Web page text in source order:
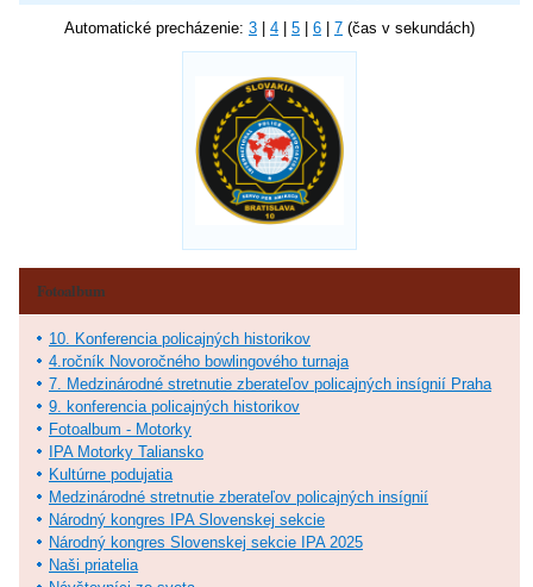
Automatické precházenie: 3 4 5 6 7 (čas v sekundách)
Fotoalbum
10. Konferencia policajných historikov
4.ročník Novoročného bowlingového turnaja
7. Medzinárodné stretnutie zberateľov policajných insígnií Praha
9. konferencia policajných historikov
Fotoalbum - Motorky
IPA Motorky Taliansko
Kultúrne podujatia
Medzinárodné stretnutie zberateľov policajných insígnií
Národný kongres IPA Slovenskej sekcie
Národný kongres Slovenskej sekcie IPA 2025
Naši priatelia